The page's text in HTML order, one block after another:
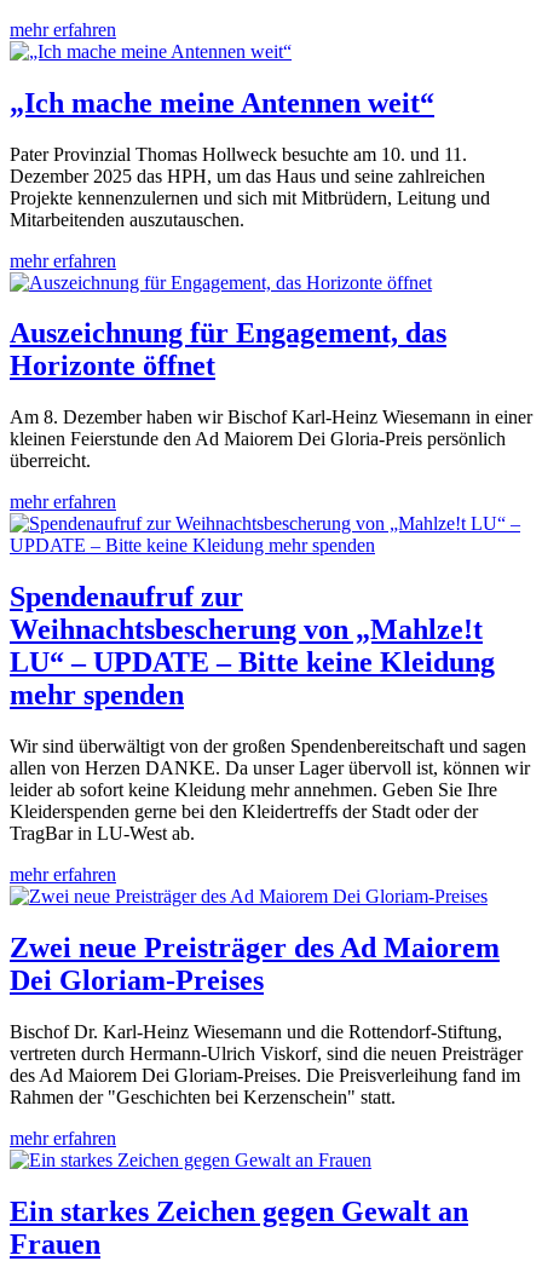
mehr erfahren
„Ich mache meine Antennen weit“
Pater Provinzial Thomas Hollweck besuchte am 10. und 11.
Dezember 2025 das HPH, um das Haus und seine zahlreichen
Projekte kennenzulernen und sich mit Mitbrüdern, Leitung und
Mitarbeitenden auszutauschen.
mehr erfahren
Auszeichnung für Engagement, das
Horizonte öffnet
Am 8. Dezember haben wir Bischof Karl-Heinz Wiesemann in einer
kleinen Feierstunde den Ad Maiorem Dei Gloria-Preis persönlich
überreicht.
mehr erfahren
Spendenaufruf zur
Weihnachtsbescherung von „Mahlze!t
LU“ – UPDATE – Bitte keine Kleidung
mehr spenden
Wir sind überwältigt von der großen Spendenbereitschaft und sagen
allen von Herzen DANKE. Da unser Lager übervoll ist, können wir
leider ab sofort keine Kleidung mehr annehmen. Geben Sie Ihre
Kleiderspenden gerne bei den Kleidertreffs der Stadt oder der
TragBar in LU-West ab.
mehr erfahren
Zwei neue Preisträger des Ad Maiorem
Dei Gloriam-Preises
Bischof Dr. Karl-Heinz Wiesemann und die Rottendorf-Stiftung,
vertreten durch Hermann-Ulrich Viskorf, sind die neuen Preisträger
des Ad Maiorem Dei Gloriam-Preises. Die Preisverleihung fand im
Rahmen der "Geschichten bei Kerzenschein" statt.
mehr erfahren
Ein starkes Zeichen gegen Gewalt an
Frauen